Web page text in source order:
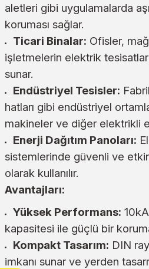
aletleri gibi uygulamalarda
koruması sağlar.
Ticari Binalar: Ofisler,
işletmelerin elektrik
sunar.
Endüstriyel Tesisler:
hatları gibi endüstriyel
makineler ve diğer elektrikli
Enerji Dağıtım Panoları:
sistemlerinde güvenli ve
olarak kullanılır.
Avantajları:
Yüksek Performans:
kapasitesi ile güçlü bir
Kompakt Tasarım: DIN
imkanı sunar ve yerden